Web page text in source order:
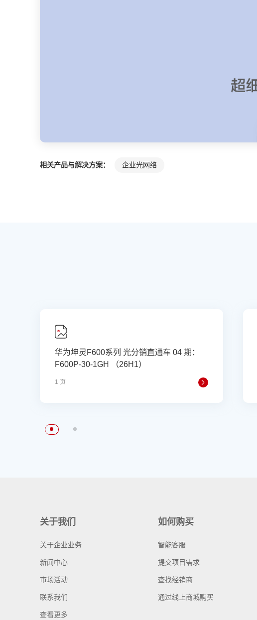
相关产品与解决方案： 企业光网络
华为坤灵F600系列 光分销直通车 04 期：
F600P-30-1GH （26H1）
1 页
关于我们
关于企业业务
新闻中心
市场活动
联系我们
查看更多
如何购买
智能客服
提交项目需求
查找经销商
通过线上商城购买